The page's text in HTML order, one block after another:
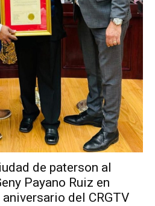
de paterson al
Payano Ruiz en
del CRGTV